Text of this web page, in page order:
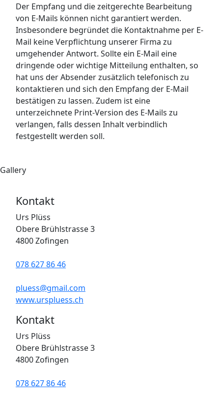
Der Empfang und die zeitgerechte Bearbeitung
von E-Mails können nicht garantiert werden.
Insbesondere begründet die Kontaktnahme per E-
Mail keine Verpflichtung unserer Firma zu
umgehender Antwort. Sollte ein E-Mail eine
dringende oder wichtige Mitteilung enthalten, so
hat uns der Absender zusätzlich telefonisch zu
kontaktieren und sich den Empfang der E-Mail
bestätigen zu lassen. Zudem ist eine
unterzeichnete Print-Version des E-Mails zu
verlangen, falls dessen Inhalt verbindlich
festgestellt werden soll.
Gallery
Kontakt
Urs Plüss
Obere Brühlstrasse 3
4800 Zofingen
078 627 86 46
pluess@gmail.com
www.urspluess.ch
Kontakt
Urs Plüss
Obere Brühlstrasse 3
4800 Zofingen
078 627 86 46